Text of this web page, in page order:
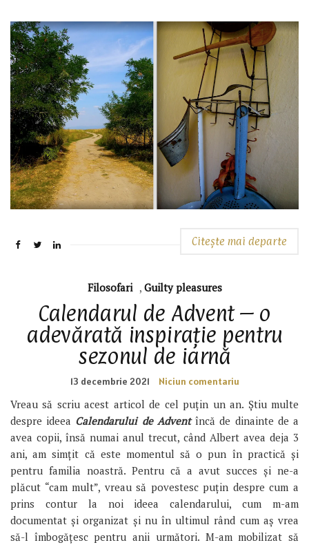
Citește mai departe
Filosofari , Guilty pleasures
Calendarul de Advent – o
adevărată inspirație pentru
sezonul de iarnă
13 decembrie 2021 Niciun comentariu
Vreau să scriu acest articol de cel puțin un an. Știu multe
despre ideea Calendarului de Adventîncă de dinainte de a
avea copii, însă numai anul trecut, când Albert avea deja 3
ani, am simțit că este momentul să o pun în practică și
pentru familia noastră. Pentru că a avut succes și ne-a
plăcut “cam mult”, vreau să povestesc puțin despre cum a
prins contur la noi ideea calendarului, cum m-am
documentat și organizat și nu în ultimul rând cum aș vrea
să-l îmbogățesc pentru anii următori. M-am mobilizat să